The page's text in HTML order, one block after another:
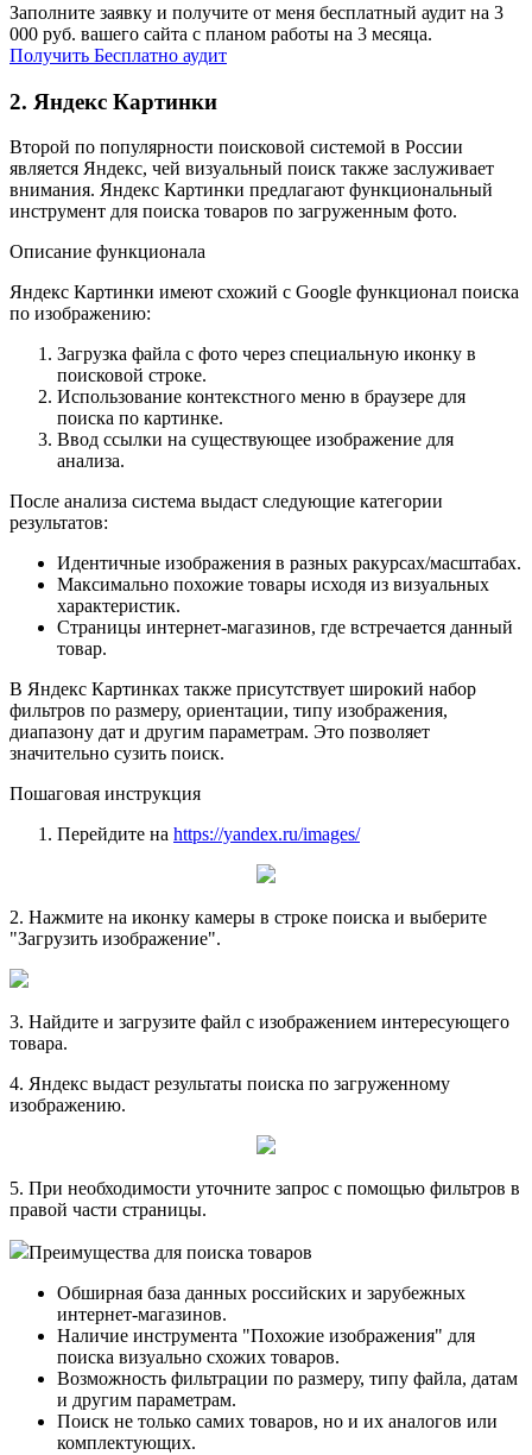
Заполните заявку и получите от меня бесплатный аудит на 3
000 руб. вашего сайта с планом работы на 3 месяца.
Получить Бесплатно аудит
2. Яндекс Картинки
Второй по популярности поисковой системой в России
является Яндекс, чей визуальный поиск также заслуживает
внимания. Яндекс Картинки предлагают функциональный
инструмент для поиска товаров по загруженным фото.
Описание функционала
Яндекс Картинки имеют схожий с Google функционал поиска
по изображению:
Загрузка файла с фото через специальную иконку в
поисковой строке.
Использование контекстного меню в браузере для
поиска по картинке.
Ввод ссылки на существующее изображение для
анализа.
После анализа система выдаст следующие категории
результатов:
Идентичные изображения в разных ракурсах/масштабах.
Максимально похожие товары исходя из визуальных
характеристик.
Страницы интернет-магазинов, где встречается данный
товар.
В Яндекс Картинках также присутствует широкий набор
фильтров по размеру, ориентации, типу изображения,
диапазону дат и другим параметрам. Это позволяет
значительно сузить поиск.
Пошаговая инструкция
Перейдите на https://yandex.ru/images/
2. Нажмите на иконку камеры в строке поиска и выберите
"Загрузить изображение".
3. Найдите и загрузите файл с изображением интересующего
товара.
4. Яндекс выдаст результаты поиска по загруженному
изображению.
5. При необходимости уточните запрос с помощью фильтров в
правой части страницы.
Преимущества для поиска товаров
Обширная база данных российских и зарубежных
интернет-магазинов.
Наличие инструмента "Похожие изображения" для
поиска визуально схожих товаров.
Возможность фильтрации по размеру, типу файла, датам
и другим параметрам.
Поиск не только самих товаров, но и их аналогов или
комплектующих.